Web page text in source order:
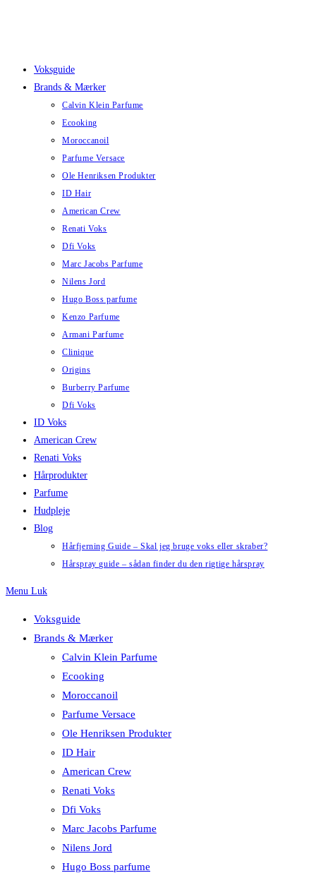
Voksguide
Brands & Mærker
Calvin Klein Parfume
Ecooking
Moroccanoil
Parfume Versace
Ole Henriksen Produkter
ID Hair
American Crew
Renati Voks
Dfi Voks
Marc Jacobs Parfume
Nilens Jord
Hugo Boss parfume
Kenzo Parfume
Armani Parfume
Clinique
Origins
Burberry Parfume
Dfi Voks
ID Voks
American Crew
Renati Voks
Hårprodukter
Parfume
Hudpleje
Blog
Hårfjerning Guide – Skal jeg bruge voks eller skraber?
Hårspray guide – sådan finder du den rigtige hårspray
Menu Luk
Voksguide
Brands & Mærker
Calvin Klein Parfume
Ecooking
Moroccanoil
Parfume Versace
Ole Henriksen Produkter
ID Hair
American Crew
Renati Voks
Dfi Voks
Marc Jacobs Parfume
Nilens Jord
Hugo Boss parfume